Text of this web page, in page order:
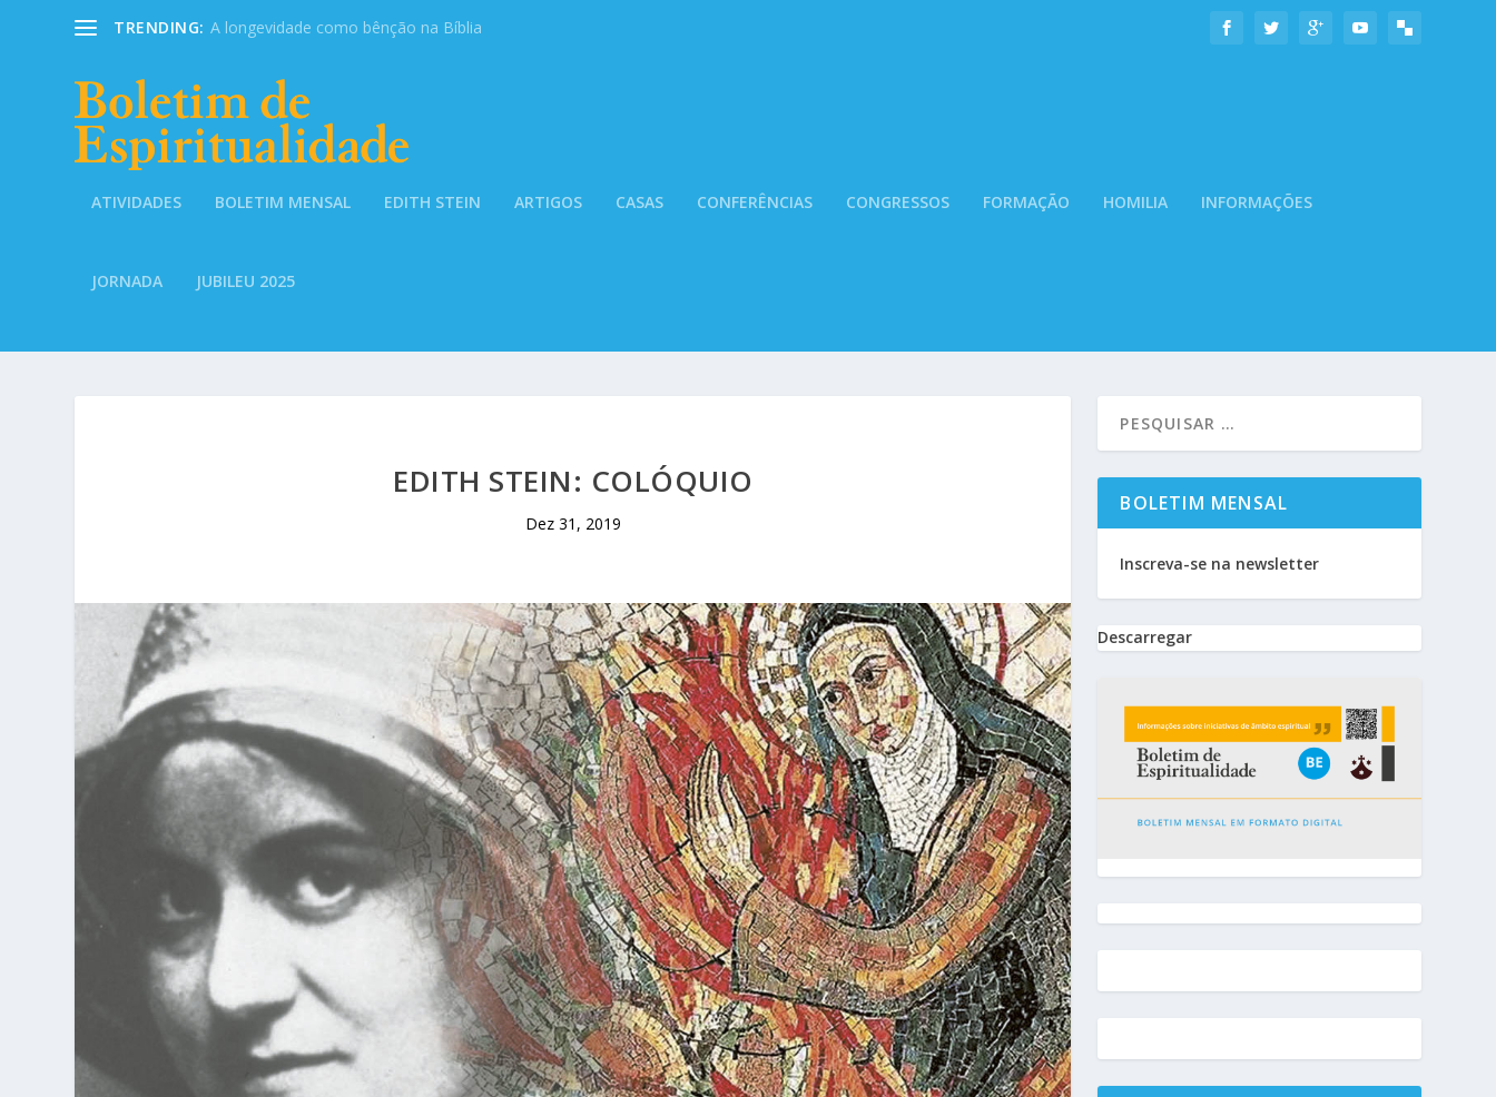
TRENDING: A longevidade como bênção na Bíblia
ATIVIDADES BOLETIM MENSAL EDITH STEIN ARTIGOS CASAS CONFERÊNCIAS CONGRESSOS FORMAÇÃO HOMILIA INFORMAÇÕES
JORNADA JUBILEU 2025
EDITH STEIN: COLÓQUIO
Dez 31, 2019
BOLETIM MENSAL
Inscreva-se na newsletter
Descarregar